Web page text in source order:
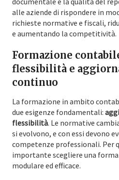
alle aziende di rispondere in
richieste normative e fiscali,
e aumentando la competitività.
Formazione
flessibilità e
continuo
La formazione in ambito
due esigenze fondamentali:
flessibilità. Le normative
si evolvono, e con essi devono
competenze professionali. Per
importante scegliere una
modulare ed efficace.